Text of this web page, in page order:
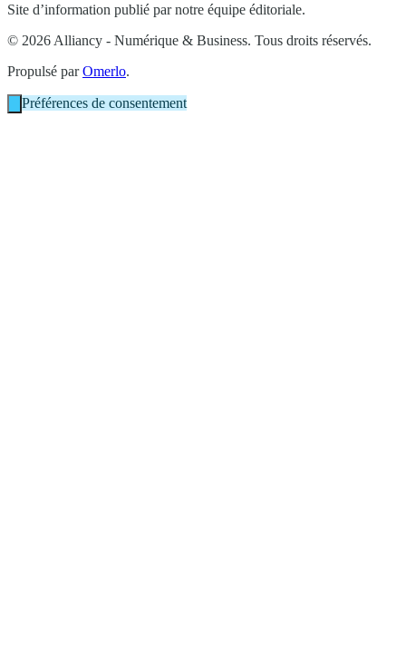
Site d’information publié par notre équipe éditoriale.
© 2026 Alliancy - Numérique & Business. Tous droits réservés.
Propulsé parOmerlo.
Préférences de consentement